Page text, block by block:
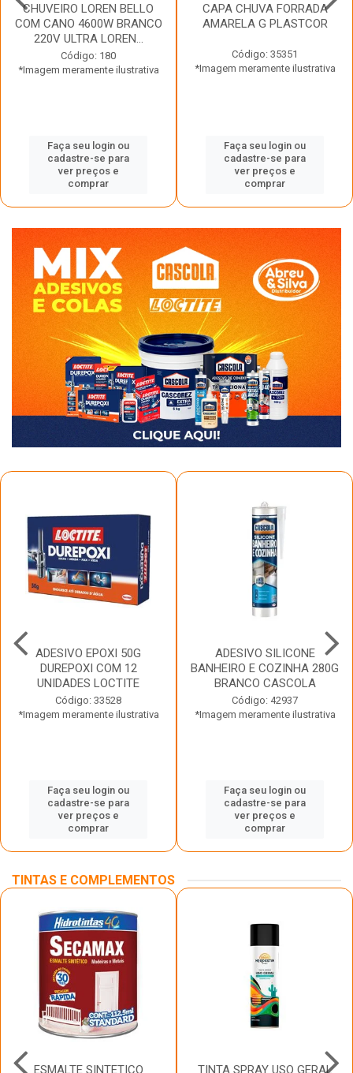
CHUVEIRO LOREN BELLO
COM CANO 4600W BRANCO
220V ULTRA LOREN...
Código: 180
*Imagem meramente ilustrativa
Faça seu login ou
cadastre-se para
ver preços e
comprar
CAPA CHUVA FORRADA
AMARELA G PLASTCOR
Código: 35351
*Imagem meramente ilustrativa
Faça seu login ou
cadastre-se para
ver preços e
comprar
ADESIVO EPOXI 50G
DUREPOXI COM 12
UNIDADES LOCTITE
Código: 33528
*Imagem meramente ilustrativa
Faça seu login ou
cadastre-se para
ver preços e
comprar
ADESIVO SILICONE
BANHEIRO E COZINHA 280G
BRANCO CASCOLA
Código: 42937
*Imagem meramente ilustrativa
Faça seu login ou
cadastre-se para
ver preços e
comprar
TINTAS E COMPLEMENTOS
ESMALTE SINTETICO TINTA SPRAY USO GERAL